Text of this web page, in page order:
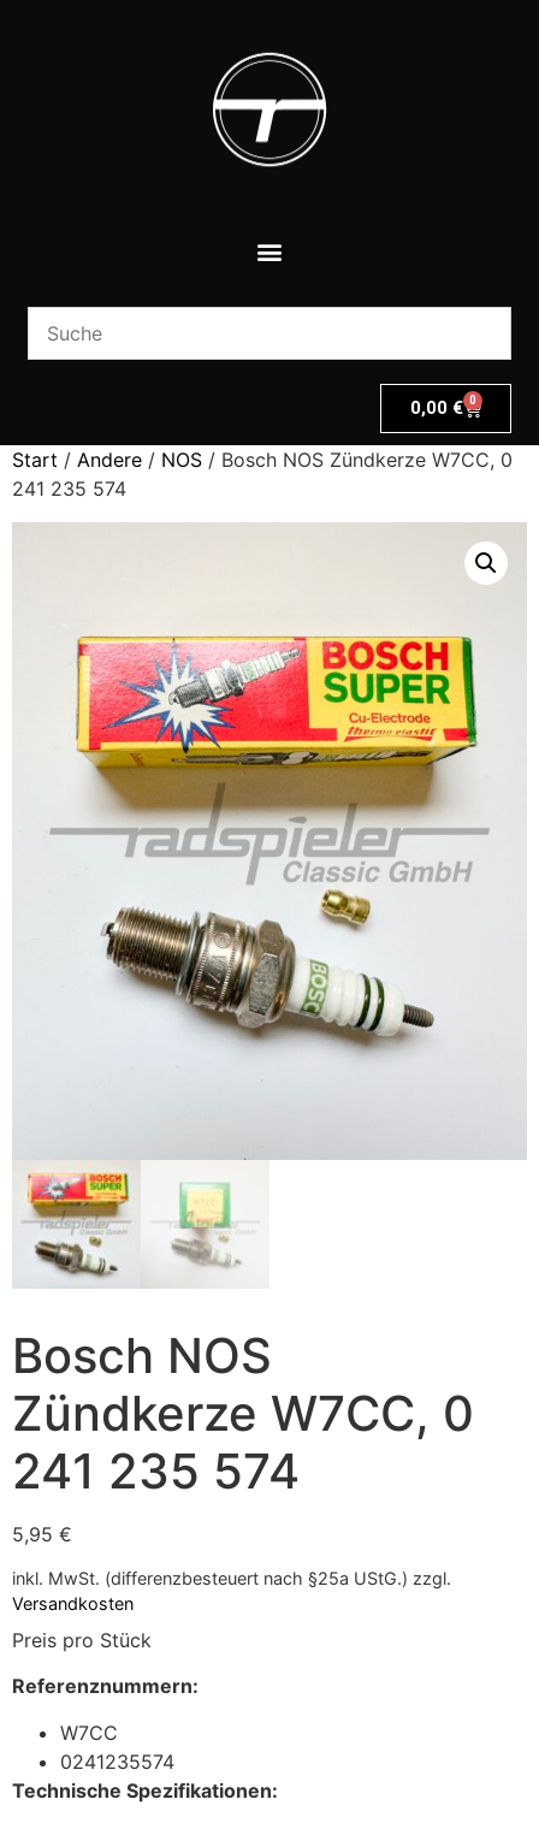
0,00 € 0
Start / Andere / NOS / Bosch NOS Zündkerze W7CC, 0
241 235 574
Bosch NOS
Zündkerze W7CC, 0
241 235 574
5,95 €
inkl. MwSt. (differenzbesteuert nach §25a UStG.) zzgl.
Versandkosten
Preis pro Stück
Referenznummern:
W7CC
0241235574
Technische Spezifikationen: